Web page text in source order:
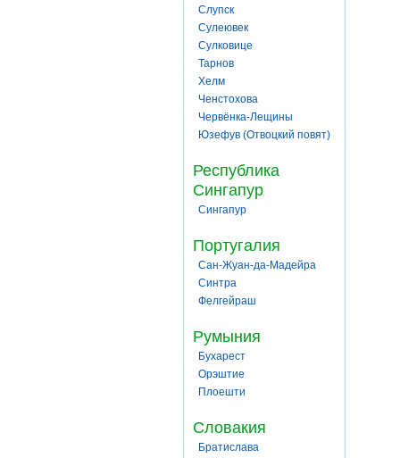
Слупск
Сулеювек
Сулковице
Тарнов
Хелм
Ченстохова
Червёнка-Лещины
Юзефув (Отвоцкий повят)
Республика
Сингапур
Сингапур
Португалия
Сан-Жуан-да-Мадейра
Синтра
Фелгейраш
Румыния
Бухарест
Орэштие
Плоешти
Словакия
Братислава